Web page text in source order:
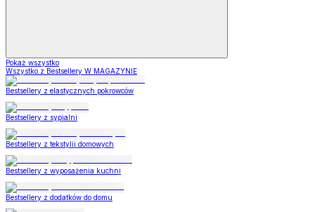
Pokaż wszystko
Wszystko z Bestsellery W MAGAZYNIE
Bestsellery z elastycznych pokrowców
Bestsellery z sypialni
Bestsellery z tekstylii domowych
Bestsellery z wyposażenia kuchni
Bestsellery z dodatków do domu